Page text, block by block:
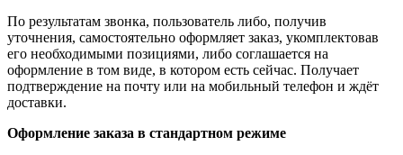
По результатам звонка, пользователь либо, получив
уточнения, самостоятельно оформляет заказ, укомплектовав
его необходимыми позициями, либо соглашается на
оформление в том виде, в котором есть сейчас. Получает
подтверждение на почту или на мобильный телефон и ждёт
доставки.
Оформление заказа в стандартном режиме